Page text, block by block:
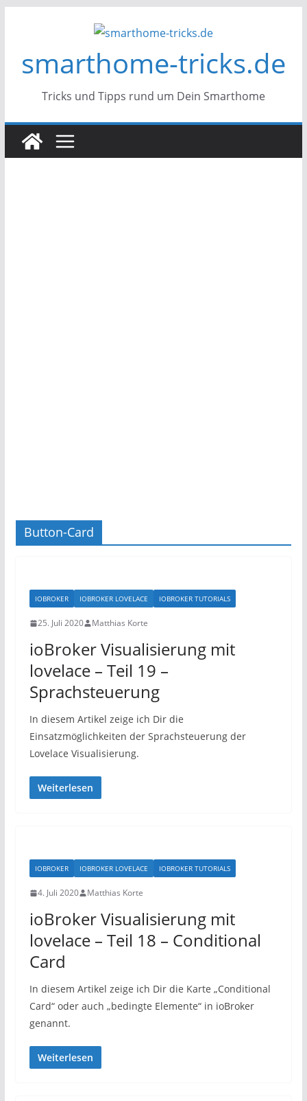
smarthome-tricks.de
Tricks und Tipps rund um Dein Smarthome
Button-Card
IOBROKER IOBROKER LOVELACE IOBROKER TUTORIALS
25. Juli 2020 Matthias Korte
ioBroker Visualisierung mit
lovelace – Teil 19 –
Sprachsteuerung
In diesem Artikel zeige ich Dir die
Einsatzmöglichkeiten der Sprachsteuerung der
Lovelace Visualisierung.
Weiterlesen
IOBROKER IOBROKER LOVELACE IOBROKER TUTORIALS
4. Juli 2020 Matthias Korte
ioBroker Visualisierung mit
lovelace – Teil 18 – Conditional
Card
In diesem Artikel zeige ich Dir die Karte „Conditional
Card“ oder auch „bedingte Elemente“ in ioBroker
genannt.
Weiterlesen